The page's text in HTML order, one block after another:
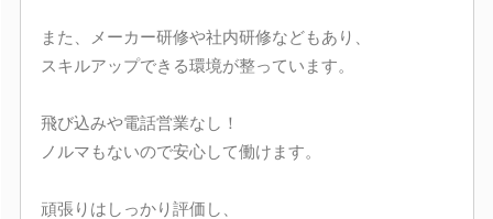
また、メーカー研修や社内研修などもあり、
スキルアップできる環境が整っています。
飛び込みや電話営業なし！
ノルマもないので安心して働けます。
頑張りはしっかり評価し、